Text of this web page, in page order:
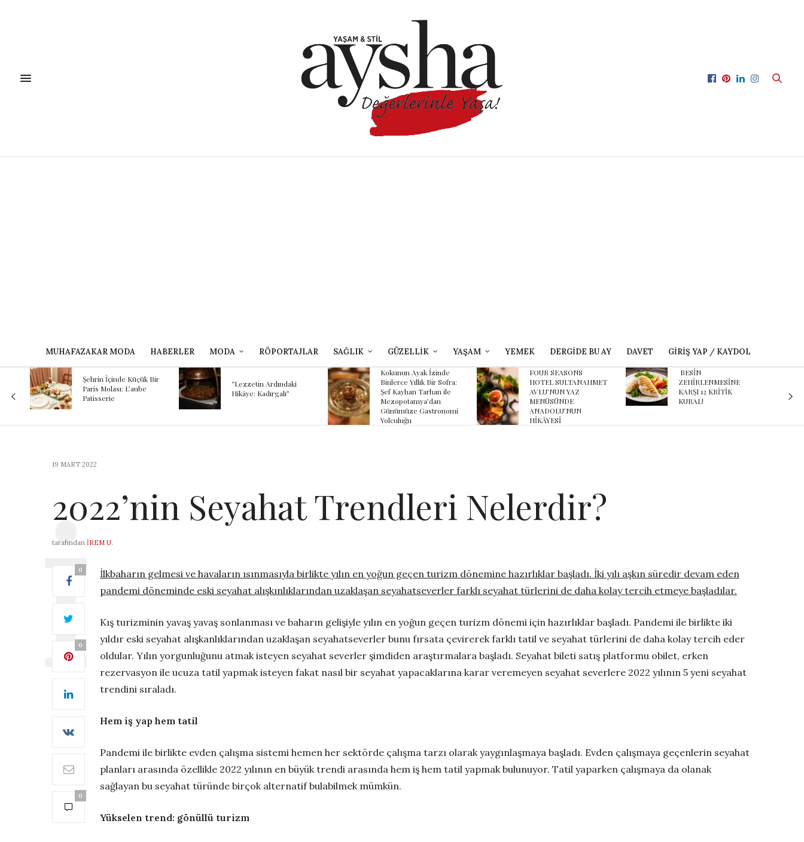
MUHAFAZAKAR MODA HABERLER MODA RÖPORTAJLAR SAĞLIK GÜZELLİK YAŞAM YEMEK DERGIDE BU AY DAVET GIRIŞ YAP / KAYDOL
“Lezzetin Ardındaki
Hikâye: Kadırgalı”
Binlerce Yıllık Bir Sofra:
Şef Kayhan Tarhan ile
FOUR SEASONS
HOTEL SULTANAHMET
AVLU’NUN YAZ
MENÜSÜNDE
ANADOLU’NUN
HİKÂYESİ
BESİN
ZEHİRLENMESİNE
KARŞI 12 KRİTİK
KURAL!
Karnaval’dan geçmişe
davet eden yeni
podcast serisi: Ayşegül
Aldinç ile O Zaman
19 MART 2022
2022’nin Seyahat Trendleri Nelerdir?
tarafından İREM U.
0
0
0
İlkbaharın gelmesi ve havaların ısınmasıyla birlikte yılın en yoğun geçen turizm dönemine hazırlıklar başladı. İki yılı aşkın süredir devam eden
pandemi döneminde eski seyahat alışkınlıklarından uzaklaşan seyahatseverler farklı seyahat türlerini de daha kolay tercih etmeye başladılar.
Kış turizminin yavaş yavaş sonlanması ve baharın gelişiyle yılın en yoğun geçen turizm dönemi için hazırlıklar başladı. Pandemi ile birlikte iki
yıldır eski seyahat alışkanlıklarından uzaklaşan seyahatseverler bunu fırsata çevirerek farklı tatil ve seyahat türlerini de daha kolay tercih eder
oldular. Yılın yorgunluğunu atmak isteyen seyahat severler şimdiden araştırmalara başladı. Seyahat bileti satış platformu obilet, erken
rezervasyon ile ucuza tatil yapmak isteyen fakat nasıl bir seyahat yapacaklarına karar veremeyen seyahat severlere 2022 yılının 5 yeni seyahat
trendini sıraladı.
Hem iş yap hem tatil
Pandemi ile birlikte evden çalışma sistemi hemen her sektörde çalışma tarzı olarak yaygınlaşmaya başladı. Evden çalışmaya geçenlerin seyahat
planları arasında özellikle 2022 yılının en büyük trendi arasında hem iş hem tatil yapmak bulunuyor. Tatil yaparken çalışmaya da olanak
sağlayan bu seyahat türünde birçok alternatif bulabilmek mümkün.
Yükselen trend: gönüllü turizm